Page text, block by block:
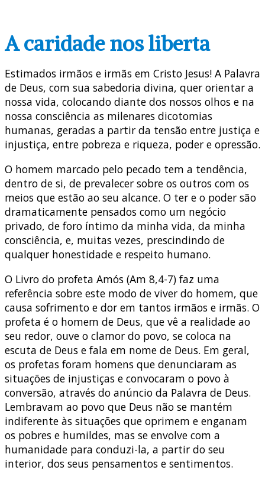
A caridade nos liberta
Estimados irmãos e irmãs em Cristo Jesus! A Palavra
de Deus, com sua sabedoria divina, quer orientar a
nossa vida, colocando diante dos nossos olhos e na
nossa consciência as milenares dicotomias
humanas, geradas a partir da tensão entre justiça e
injustiça, entre pobreza e riqueza, poder e opressão.
O homem marcado pelo pecado tem a tendência,
dentro de si, de prevalecer sobre os outros com os
meios que estão ao seu alcance. O ter e o poder são
dramaticamente pensados como um negócio
privado, de foro íntimo da minha vida, da minha
consciência, e, muitas vezes, prescindindo de
qualquer honestidade e respeito humano.
O Livro do profeta Amós (Am 8,4-7) faz uma
referência sobre este modo de viver do homem, que
causa sofrimento e dor em tantos irmãos e irmãs. O
profeta é o homem de Deus, que vê a realidade ao
seu redor, ouve o clamor do povo, se coloca na
escuta de Deus e fala em nome de Deus. Em geral,
os profetas foram homens que denunciaram as
situações de injustiças e convocaram o povo à
conversão, através do anúncio da Palavra de Deus.
Lembravam ao povo que Deus não se mantém
indiferente às situações que oprimem e enganam
os pobres e humildes, mas se envolve com a
humanidade para conduzi-la, a partir do seu
interior, dos seus pensamentos e sentimentos.